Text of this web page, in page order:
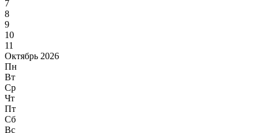
7
8
9
10
11
Октябрь 2026
Пн
Вт
Ср
Чт
Пт
Сб
Вс